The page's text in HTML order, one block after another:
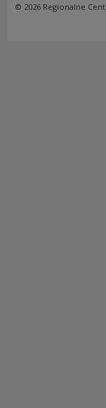
© 2026 Regionalne